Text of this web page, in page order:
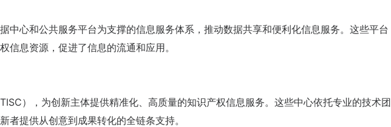
中心和公共服务平台为支撑的信息服务体系，推动数据共享和便利化信息服务。这些平台
信息资源，促进了信息的流通和应用。
），为创新主体提供精准化、高质量的知识产权信息服务。这些中心依托专业的技术团
者提供从创意到成果转化的全链条支持。